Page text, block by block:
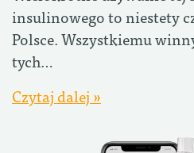
insulinowego to niestety
Polsce. Wszystkiemu
tych…
Czytaj dalej »